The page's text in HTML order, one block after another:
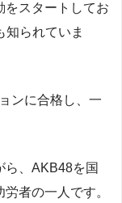
をスタートしてお
知られていま
ンに合格し、一
ら、AKB48を国
者の一人です。